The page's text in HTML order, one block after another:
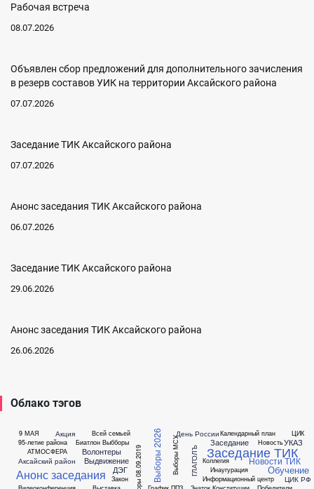
Рабочая встреча
08.07.2026
Объявлен сбор предложений для дополнительного зачисления
в резерв составов УИК на территории Аксайского района
07.07.2026
Заседание ТИК Аксайского района
07.07.2026
Анонс заседания ТИК Аксайского района
06.07.2026
Заседание ТИК Аксайского района
29.06.2026
Анонс заседания ТИК Аксайского района
26.06.2026
Облако тэгов
9 МАЯ
95-летие района
АТМОСФЕРА
Аксайский район
Акция
Анонс заседания
Биатлон
Волонтеры
Всей семьей
Выбборы
Выборы 08.09.2019 Выборы 2026 Выборы МСУ
Выдвижение ГЛАГОЛЪ
ДЭГ
День России
Закон
Заседание
Заседание ТИК
Инаугурация
Информационный центр
Календарный план
Коллегия Новости ТИК
Новость
Обучение
УКАЗ
ЦИК
ЦИК РФ